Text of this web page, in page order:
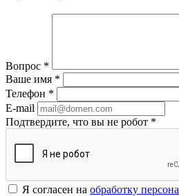
Вопрос *
Ваше имя *
Телефон *
E-mail
Подтвердите, что вы не робот *
Я согласен на обработку